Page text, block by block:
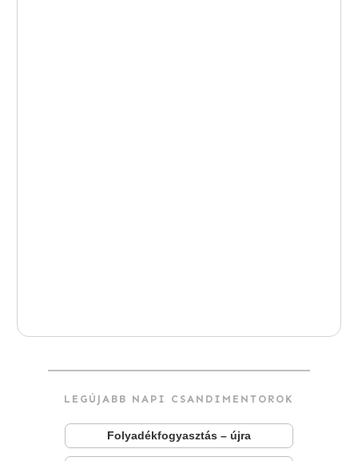
LEGÚJABB NAPI CSANDIMENTOROK
Folyadékfogyasztás – újra